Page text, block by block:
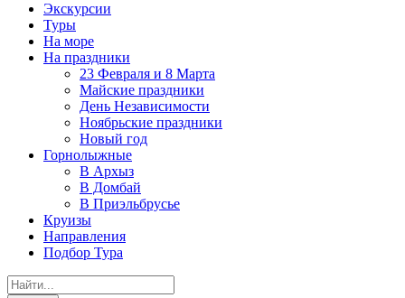
Экскурсии
Туры
На море
На праздники
23 Февраля и 8 Марта
Майские праздники
День Независимости
Ноябрьские праздники
Новый год
Горнолыжные
В Архыз
В Домбай
В Приэльбрусье
Круизы
Направления
Подбор Тура